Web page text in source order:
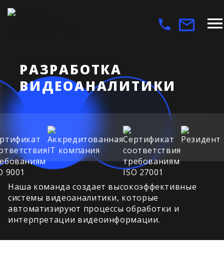
РАЗРАБОТКА
ВИДЕОАНАЛИТИКИ
Наша команда создает высокоэффективные
системы видеоаналитики, которые
автоматизируют процессы обработки и
интерпретации видеоинформации.